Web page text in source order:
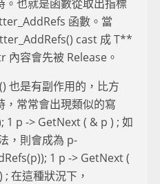
。也就是函數從取出指標
函數。當
cast 成 T**
內容會先被 Release。
也是有副作用的，比方
常常會出現類似的寫
1 p -> GetNext ( & p ) ; 如
，則會成為 p-
1 p -> GetNext (
在這種狀況下，